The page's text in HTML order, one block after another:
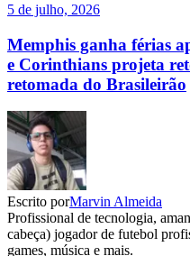
5 de julho, 2026
Memphis ganha férias
e Corinthians projeta
retomada do Brasileirão
Escrito porMarvin Almeida
Profissional de tecnologia,
cabeça) jogador de futebol
games, música e mais.